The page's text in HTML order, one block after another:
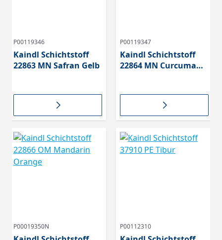
P00119346
Kaindl Schichtstoff
22863 MN Safran Gelb
P00119347
Kaindl Schichtstoff
22864 MN Curcuma
P00019350N P00112310